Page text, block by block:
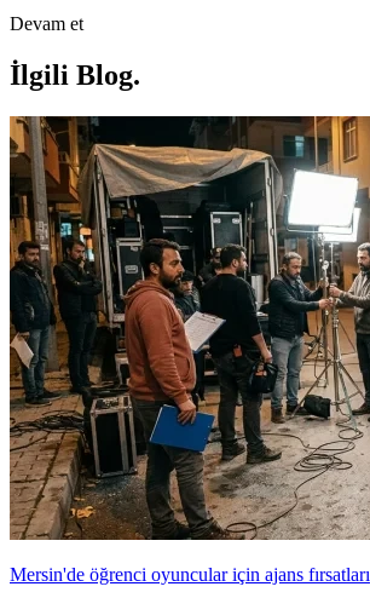
Devam et
İlgili Blog.
Mersin'de öğrenci oyuncular için ajans fırsatları